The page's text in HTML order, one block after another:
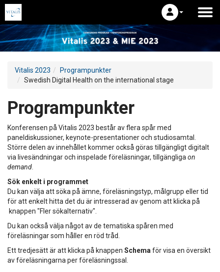
Vitalis 2023
Programpunkter
Swedish Digital Health on the international stage
Programpunkter
Konferensen på Vitalis 2023 består av flera spår med
paneldiskussioner, keynote-presentationer och studiosamtal.
Större delen av innehållet kommer också göras tillgängligt digitalt
via livesändningar och inspelade föreläsningar, tillgängliga on
demand
Sök enkelt i programmet
Du kan välja att söka på ämne, föreläsningstyp, målgrupp eller tid
för att enkelt hitta det du är intresserad av genom att klicka på
knappen "Fler sökalternativ".
Du kan också välja något av de tematiska spåren med
föreläsningar som håller en röd tråd.
Ett tredjesätt är att klicka på knappen Schema för visa en översikt
av föreläsningarna per föreläsningssal.